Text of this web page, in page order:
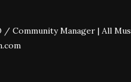
Community Manager | All